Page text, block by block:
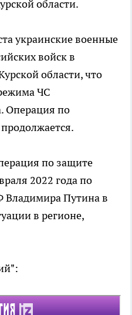
области.
украинские военные
войск в
области, что
ЧС
Операция по
по защите
2022 года по
Путина в
в регионе,